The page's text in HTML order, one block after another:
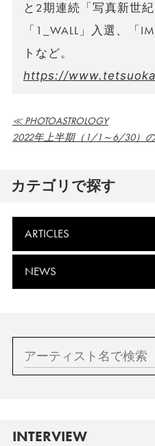
と2期連続「写真新世
「1_WALL」入選、「
トなど。
https://
≪ PHOTOASTROLOGY
2022年上半期（1/1～6/30）の
カテゴリで探す
ARTICLES
NEWS
INTERVIEW